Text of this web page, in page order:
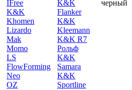
IFree
K&K
Khomen
Lizardo
Mak
Momo
LS
FlowForming
Neo
OZ
K&K
Flanker
K&K
Kleemann
K&K R7
Рольф
K&K
Samara
K&K
Sportline
черный